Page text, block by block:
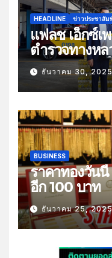
HEADLINE ข่าวประชาสัม
แฟลช เอ็กซ์เ
ตำรวจทางหล
ช่วงเทศกาลปีใ
ธันวาคม 30, 2025
BUSINESS
ราคาทองวัน
อีก 100 บาท
ธันวาคม 25, 2025